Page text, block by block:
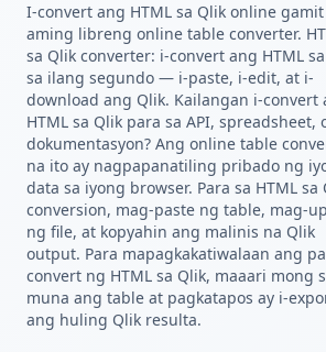
I-convert ang HTML sa Qlik online
aming libreng online table converter.
sa Qlik converter: i-convert ang HTML
sa ilang segundo — i-paste, i-edit, at i-
download ang Qlik. Kailangan i-convert
HTML sa Qlik para sa API, spreadsheet,
dokumentasyon? Ang online table
na ito ay nagpapanatiling pribado ng
data sa iyong browser. Para sa HTML sa
conversion, mag-paste ng table, mag-
ng file, at kopyahin ang malinis na Qlik
output. Para mapagkakatiwalaan ang
convert ng HTML sa Qlik, maaari mong
muna ang table at pagkatapos ay i-
ang huling Qlik resulta.